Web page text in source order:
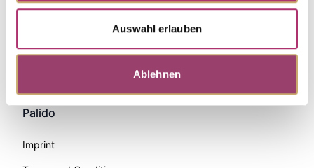
Auswahl erlauben
Ablehnen
Palido
Imprint